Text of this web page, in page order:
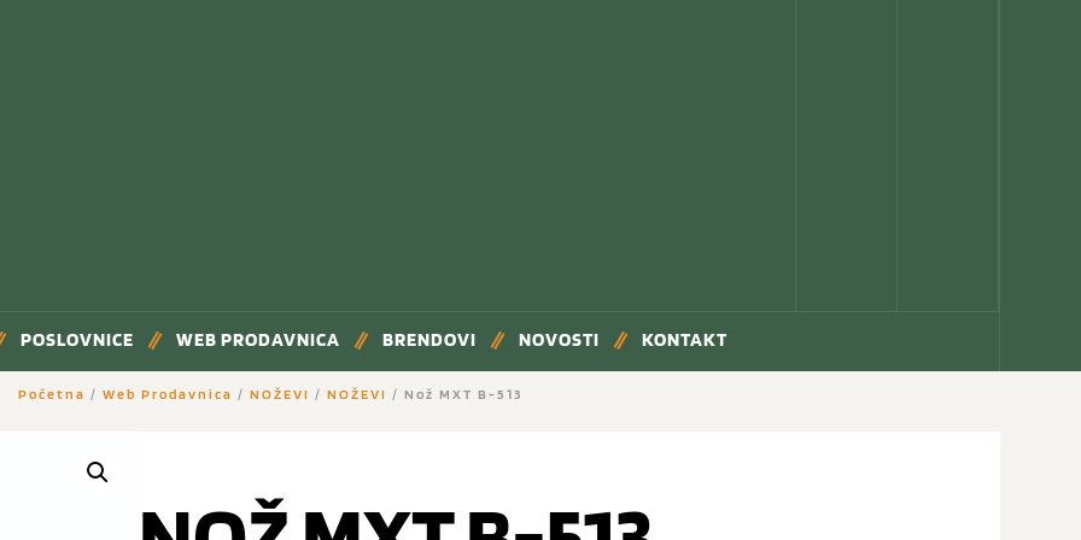
POSLOVNICE WEB PRODAVNICA BRENDOVI NOVOSTI KONTAKT
Početna / Web Prodavnica / NOŽEVI / NOŽEVI / Nož MXT B-513